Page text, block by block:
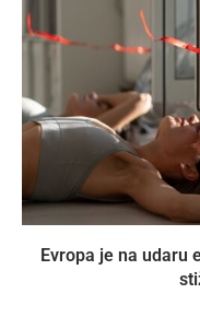
Evropa je na udaru